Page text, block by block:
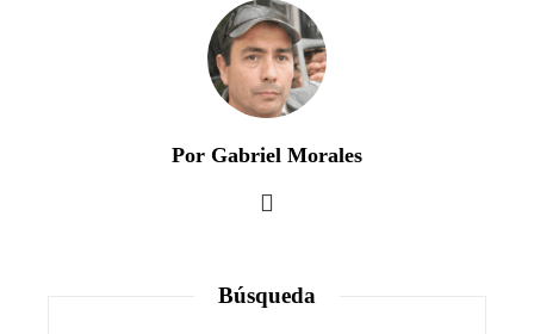
Por Gabriel Morales
Búsqueda